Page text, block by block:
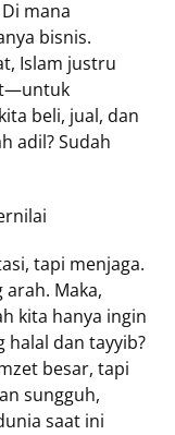
mana
bisnis.
Islam justru
beli, jual, dan
adil? Sudah
tapi menjaga.
Maka,
kita hanya ingin
halal dan tayyib?
besar, tapi
sungguh,
saat ini